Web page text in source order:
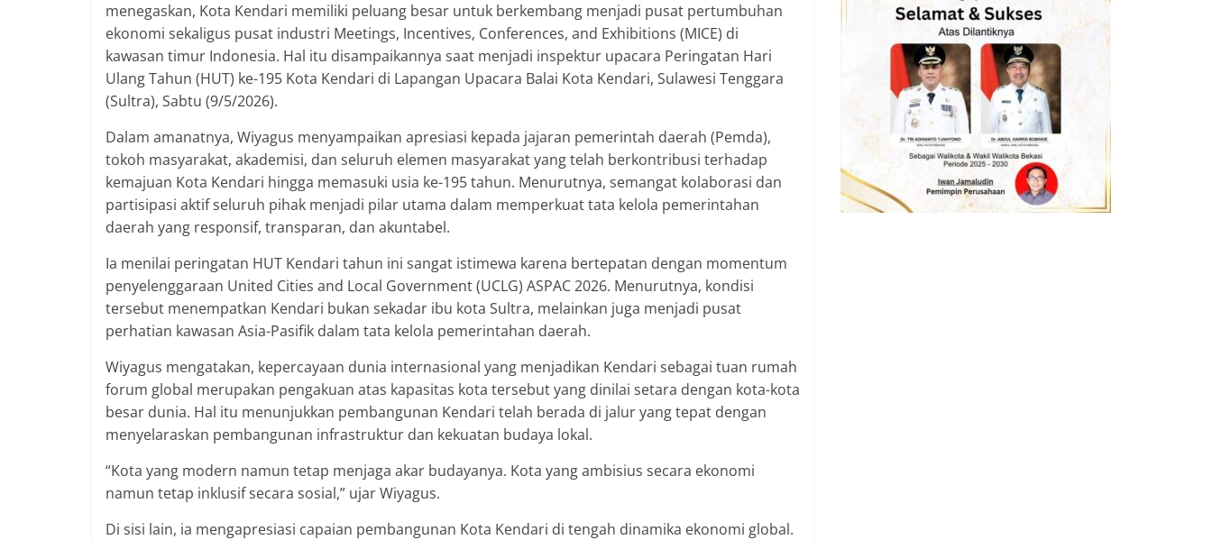
menegaskan, Kota Kendari memiliki peluang besar untuk berkembang menjadi pusat pertumbuhan
ekonomi sekaligus pusat industri Meetings, Incentives, Conferences, and Exhibitions (MICE) di
kawasan timur Indonesia. Hal itu disampaikannya saat menjadi inspektur upacara Peringatan Hari
Ulang Tahun (HUT) ke-195 Kota Kendari di Lapangan Upacara Balai Kota Kendari, Sulawesi Tenggara
(Sultra), Sabtu (9/5/2026).
Dalam amanatnya, Wiyagus menyampaikan apresiasi kepada jajaran pemerintah daerah (Pemda),
tokoh masyarakat, akademisi, dan seluruh elemen masyarakat yang telah berkontribusi terhadap
kemajuan Kota Kendari hingga memasuki usia ke-195 tahun. Menurutnya, semangat kolaborasi dan
partisipasi aktif seluruh pihak menjadi pilar utama dalam memperkuat tata kelola pemerintahan
daerah yang responsif, transparan, dan akuntabel.
Ia menilai peringatan HUT Kendari tahun ini sangat istimewa karena bertepatan dengan momentum
penyelenggaraan United Cities and Local Government (UCLG) ASPAC 2026. Menurutnya, kondisi
tersebut menempatkan Kendari bukan sekadar ibu kota Sultra, melainkan juga menjadi pusat
perhatian kawasan Asia-Pasifik dalam tata kelola pemerintahan daerah.
Wiyagus mengatakan, kepercayaan dunia internasional yang menjadikan Kendari sebagai tuan rumah
forum global merupakan pengakuan atas kapasitas kota tersebut yang dinilai setara dengan kota-kota
besar dunia. Hal itu menunjukkan pembangunan Kendari telah berada di jalur yang tepat dengan
menyelaraskan pembangunan infrastruktur dan kekuatan budaya lokal.
“Kota yang modern namun tetap menjaga akar budayanya. Kota yang ambisius secara ekonomi
namun tetap inklusif secara sosial,” ujar Wiyagus.
Di sisi lain, ia mengapresiasi capaian pembangunan Kota Kendari di tengah dinamika ekonomi global.